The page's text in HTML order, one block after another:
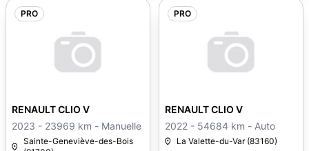
PRO
RENAULT CLIO V
2023 - 23969 km - Manuelle
Sainte-Geneviève-des-Bois
PRO
RENAULT CLIO V
2022 - 54684 km - Auto
La Valette-du-Var (83160)